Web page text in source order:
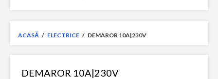
ACASĂ / ELECTRICE / DEMAROR 10A|230V
DEMAROR 10A|230V